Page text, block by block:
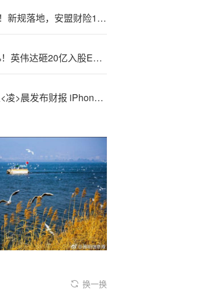
险‘企’首;例！新规落地，安盟财险1.46亿资本公积补亏优化结构，行业再添新财务工具应用范例
大涨:4.85%！英伟达砸20亿入股EDA巨头新思科技，黄仁勋盛赞“巨大扩展机遇”、否认类似OpenAI交易闭环
苹果周—五<凌>晨发布财报 iPhone 16现感人价果粉直呼按打买
换一换